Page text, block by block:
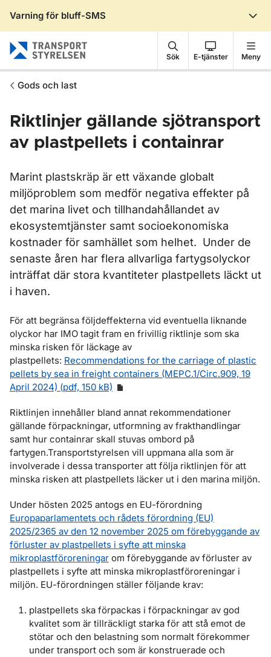
Varning för bluff-SMS
Sök E-tjänster Meny
Gods och last
Riktlinjer gällande sjötransport
av plastpellets i containrar
Marint plastskräp är ett växande globalt
miljöproblem som medför negativa effekter på
det marina livet och tillhandahållandet av
ekosystemtjänster samt socioekonomiska
kostnader för samhället som helhet. Under de
senaste åren har flera allvarliga fartygsolyckor
inträffat där stora kvantiteter plastpellets läckt ut
i haven.
För att begränsa följdeffekterna vid eventuella liknande
olyckor har IMO tagit fram en frivillig riktlinje som ska
minska risken för läckage av
plastpellets: Recommendations for the carriage of plastic
pellets by sea in freight containers (MEPC.1/Circ.909, 19
April 2024) (pdf, 150 kB)
Riktlinjen innehåller bland annat rekommendationer
gällande förpackningar, utformning av frakthandlingar
samt hur containrar skall stuvas ombord på
fartygen.Transportstyrelsen vill uppmana alla som är
involverade i dessa transporter att följa riktlinjen för att
minska risken att plastpellets läcker ut i den marina miljön.
Under hösten 2025 antogs en EU-förordning
Europaparlamentets och rådets förordning (EU)
2025/2365 av den 12 november 2025 om förebyggande av
förluster av plastpellets i syfte att minska
mikroplastföroreningar om förebyggande av förluster av
plastpellets i syfte att minska mikroplastföroreningar i
miljön. EU-förordningen ställer följande krav:
plastpellets ska förpackas i förpackningar av god
kvalitet som är tillräckligt starka för att stå emot de
stötar och den belastning som normalt förekommer
under transport och som är konstruerade och